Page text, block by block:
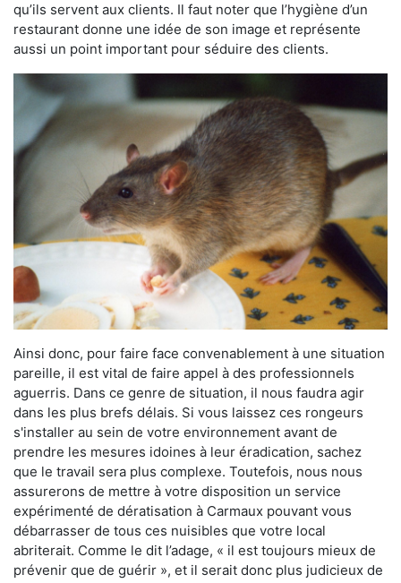
qu’ils servent aux clients. Il faut noter que l’hygiène d’un
restaurant donne une idée de son image et représente
aussi un point important pour séduire des clients.
Ainsi donc, pour faire face convenablement à une situation
pareille, il est vital de faire appel à des professionnels
aguerris. Dans ce genre de situation, il nous faudra agir
dans les plus brefs délais. Si vous laissez ces rongeurs
s'installer au sein de votre environnement avant de
prendre les mesures idoines à leur éradication, sachez
que le travail sera plus complexe. Toutefois, nous nous
assurerons de mettre à votre disposition un service
expérimenté de dératisation à Carmaux pouvant vous
débarrasser de tous ces nuisibles que votre local
abriterait. Comme le dit l’adage, « il est toujours mieux de
prévenir que de guérir », et il serait donc plus judicieux de